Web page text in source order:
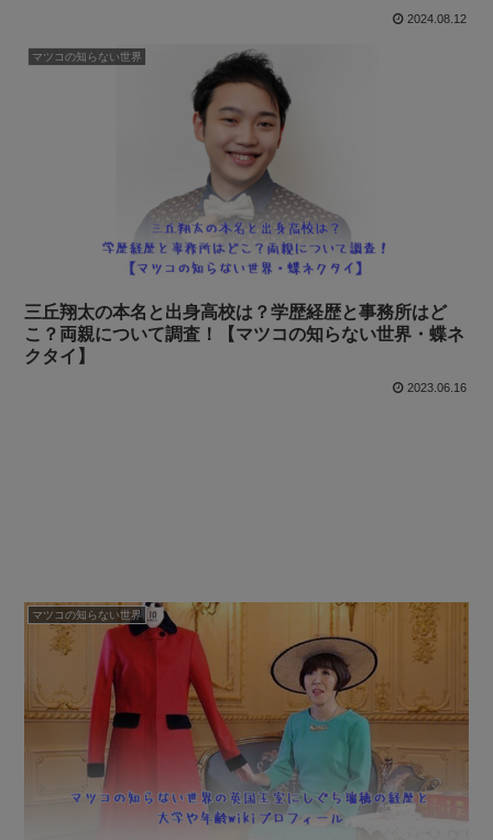
2024.08.12
マツコの知らない世界
三丘翔太の本名と出身高校は？学歴経歴と事務所はど
こ？両親について調査！【マツコの知らない世界・蝶ネ
クタイ】
2023.06.16
マツコの知らない世界